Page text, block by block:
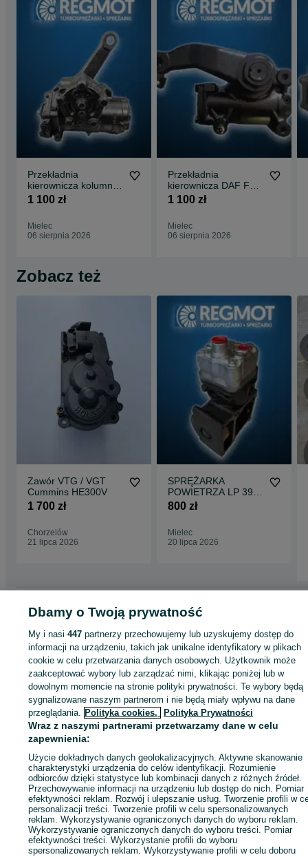
ul. Traugutta 9B
39-300 Mielec
Przekładnia
kierownicza kolumna
Mercedes Atego LS6
1 100 zł
Mielec
06 sierpnia 2026
Przekładnia
kierownicza DAF FL
13-
1 100 zł
Mielec
06 sierpnia 2026
Zobacz też
Zawór VTG / VGT
Cummins HE300V
1 700 zł
Chorzelów
21 lipca 2026
SPRĘŻARKA
POWIETRZA LP 3997
, 51541007204
800 zł
Mielec
20 lipca 2026
Strona główna Motoryzacja Części samochodowe
Dostawcze i Ciężarowe - Podkarpackie
Dostawcze i Ciężarowe - Mielec
KATEGORIA
ID:1064466981
Zadzwoń / SMS Wyślij wiadomość
Dbamy o Twoją prywatność
My i nasi447 partnerzy przechowujemy lub uzyskujemy dostęp do
informacji na urządzeniu, takich jak unikalne identyfikatory w plikach
cookie w celu przetwarzania danych osobowych. Użytkownik może
zaakceptować wybory lub zarządzać nimi, klikając poniżej lub w
dowolnym momencie na stronie polityki prywatności. Te wybory będą
sygnalizowane naszym partnerom i nie będą miały wpływu na dane
przeglądania. Polityka cookies, Polityka Prywatności
Wraz z naszymi partnerami przetwarzamy dane w celu
zapewnienia:
Użycie dokładnych danych geolokalizacyjnych. Aktywne skanowanie
charakterystyki urządzenia do celów identyfikacji. Rozumienie
odbiorców dzięki statystyce lub kombinacji danych z różnych źródeł.
Przechowywanie informacji na urządzeniu lub dostęp do nich. Pomiar
efektywności reklam. Rozwój i ulepszanie usług. Tworzenie profili w
personalizacji treści. Tworzenie profili w celu spersonalizowanych
reklam. Wykorzystywanie ograniczonych danych do wyboru reklam.
Wykorzystywanie ograniczonych danych do wyboru treści. Pomiar
efektywności treści. Wykorzystanie profili do wyboru
spersonalizowanych reklam. Wykorzystywanie profili w celu doboru